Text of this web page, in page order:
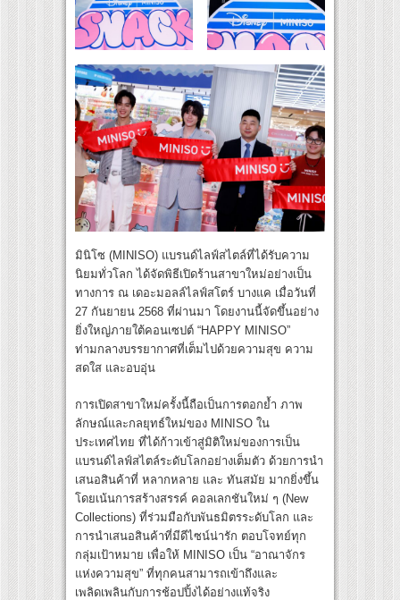
มินิโซ (MINISO) แบรนด์ไลฟ์สไตล์ที่ได้รับความ
นิยมทั่วโลก ได้จัดพิธีเปิดร้านสาขาใหม่อย่างเป็น
ทางการ ณ เดอะมอลล์ไลฟ์สโตร์ บางแค เมื่อวันที่
27 กันยายน 2568 ที่ผ่านมา โดยงานนี้จัดขึ้นอย่าง
ยิ่งใหญ่ภายใต้คอนเซปต์ “HAPPY MINISO”
ท่ามกลางบรรยากาศที่เต็มไปด้วยความสุข ความ
สดใส และอบอุ่น
การเปิดสาขาใหม่ครั้งนี้ถือเป็นการตอกย้ำ ภาพ
ลักษณ์และกลยุทธ์ใหม่ของ MINISO ใน
ประเทศไทย ที่ได้ก้าวเข้าสู่มิติใหม่ของการเป็น
แบรนด์ไลฟ์สไตล์ระดับโลกอย่างเต็มตัว ด้วยการนำ
เสนอสินค้าที่ หลากหลาย และ ทันสมัย มากยิ่งขึ้น
โดยเน้นการสร้างสรรค์ คอลเลกชันใหม่ ๆ (New
Collections) ที่ร่วมมือกับพันธมิตรระดับโลก และ
การนำเสนอสินค้าที่มีดีไซน์น่ารัก ตอบโจทย์ทุก
กลุ่มเป้าหมาย เพื่อให้ MINISO เป็น “อาณาจักร
แห่งความสุข” ที่ทุกคนสามารถเข้าถึงและ
เพลิดเพลินกับการช้อปปิ้งได้อย่างแท้จริง